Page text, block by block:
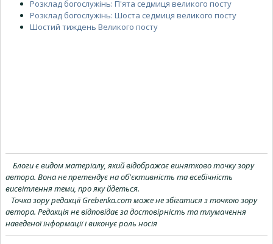
Розклад богослужінь: П'ята седмиця великого посту
Розклад богослужінь: Шоста седмиця великого посту
Шостий тиждень Великого посту
Блоги є видом матеріалу, який відображає винятково точку зору
автора. Вона не претендує на об'єктивність та всебічність
висвітлення теми, про яку йдеться.
Точка зору редакції Grebenka.com може не збігатися з точкою зору
автора. Редакція не відповідає за достовірність та тлумачення
наведеної інформації і виконує роль носія